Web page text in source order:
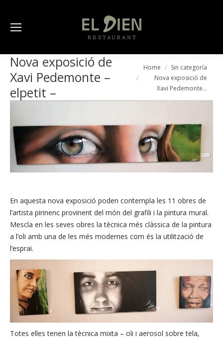
Nova exposició de
Xavi Pedemonte –
elpetit –
You are here:
Home
Sin categoría
Nova exposició de
Xavi Pedemonte…
En aquesta nova exposició poden contempla les 11 obres de
l’artista pirinenc provinent del món del grafili i la pintura mural.
Mescla en les seves obres la tècnica més clàssica de la pintura
a l’oli amb una de les més modernes com és la utilització de
l’esprai.
Totes elles tenen la tècnica mixta – oli i aerosol sobre tela,